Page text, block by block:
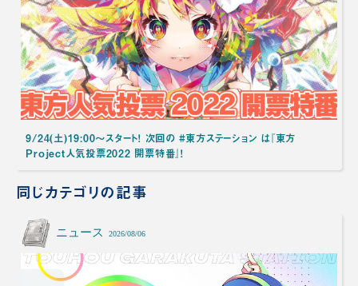
9/24(土)19:00～スタート！ 次回の #東方ステーション は『東方
Project人気投票2022 開票特番』！
同じカテゴリの記事
ニュース 2026/08/06